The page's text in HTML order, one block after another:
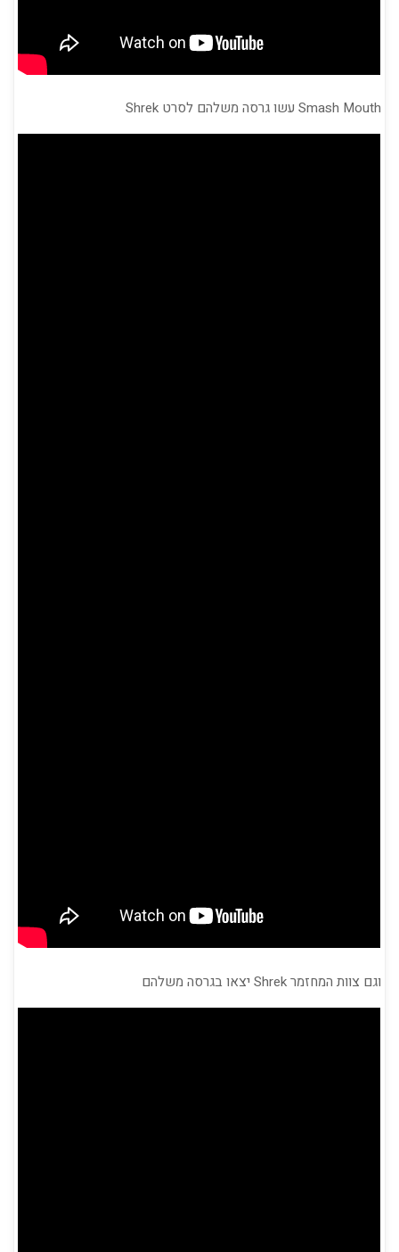
Smash Mouth עשו גרסה משלהם לסרט Shrek
וגם צוות המחזמר Shrek יצאו בגרסה משלהם